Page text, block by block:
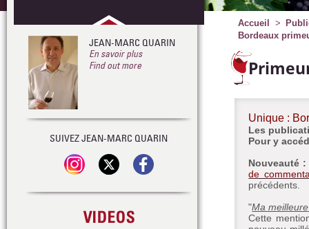
Accueil
Bordeaux
Unique :
Les
Pour y
Nouveauté :
de
précédents.
"Ma
Cette
JEAN-MARC QUARIN
En savoir plus
Find out more
SUIVEZ JEAN-MARC QUARIN